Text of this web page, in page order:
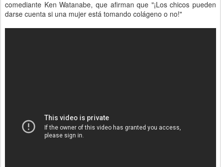
comediante Ken Watanabe, que afirman que "¡Los chicos pueden
darse cuenta si una mujer está tomando colágeno o no!"